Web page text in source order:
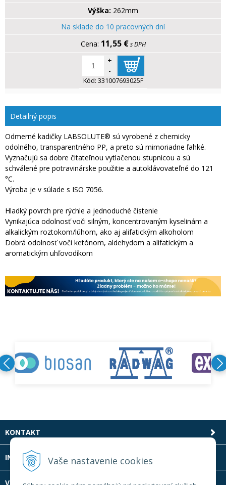
Vaše nastavenie cookies
Výška: 262mm
Na sklade do 10 pracovných dní
11,55 € s DPH
+
-
Kód: 331007693025F
Detailný popis
Odmerné kadičky LABSOLUTE® sú vyrobené z chemicky
odolného, transparentného PP, a preto sú mimoriadne ľahké.
Vyznačujú sa dobre čitateľnou vytlačenou stupnicou a sú
schválené pre potravinárske použitie a autoklávovateľné do 121
°C.
Výroba je v súlade s ISO 7056.
Hladký povrch pre rýchle a jednoduché čistenie
Vynikajúca odolnosť voči silným, koncentrovaným kyselinám a
alkalickým roztokom/lúhom, ako aj alifatickým alkoholom
Dobrá odolnosť voči ketónom, aldehydom a alifatickým a
aromatickým uhľovodíkom
KONTAKT
INFOLINKA
VŠETKO O NÁKUPE